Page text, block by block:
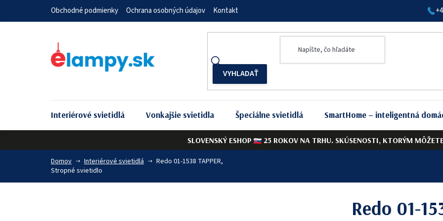
SLOVENSKÝ ESHOP 25 ROKOV NA TRHU. SKÚSENOSTI, KTORÝM
Obchodné podmienky Ochrana osobných údajov Kontakt
Interiérové svietidlá Vonkajšie svietidla Špeciálne svietidlá SmartHome – inteligentná
Domov Interiérové svietidlá
Redo 01-1538 TAPPER,
Stropné svietidlo
Redo 01-